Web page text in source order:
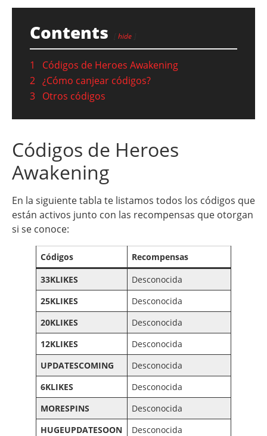
Contents hide
1
Códigos de Heroes Awakening
2 ¿Cómo canjear códigos?
3 Otros códigos
Códigos de Heroes
Awakening
En la siguiente tabla te listamos todos los códigos que
están activos junto con las recompensas que otorgan
si se conoce:
Códigos
Recompensas
33KLIKES
Desconocida
25KLIKES
Desconocida
20KLIKES
Desconocida
12KLIKES
Desconocida
UPDATESCOMING
Desconocida
6KLIKES
Desconocida
MORESPINS
Desconocida
HUGEUPDATESOON
Desconocida